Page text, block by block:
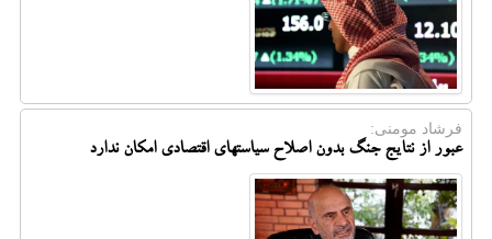
فرشاد مومنی:
عبور از نتایج جنگ بدون اصلاح سیاستهای اقتصادی امکان ندارد